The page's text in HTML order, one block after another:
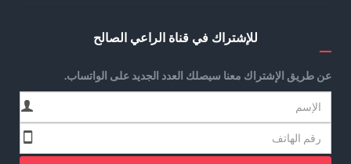
للإشتراك في قناة الراعي الصالح
عن طريق الإشتراك معنا سيصلك العدد الجديد على الواتساب.